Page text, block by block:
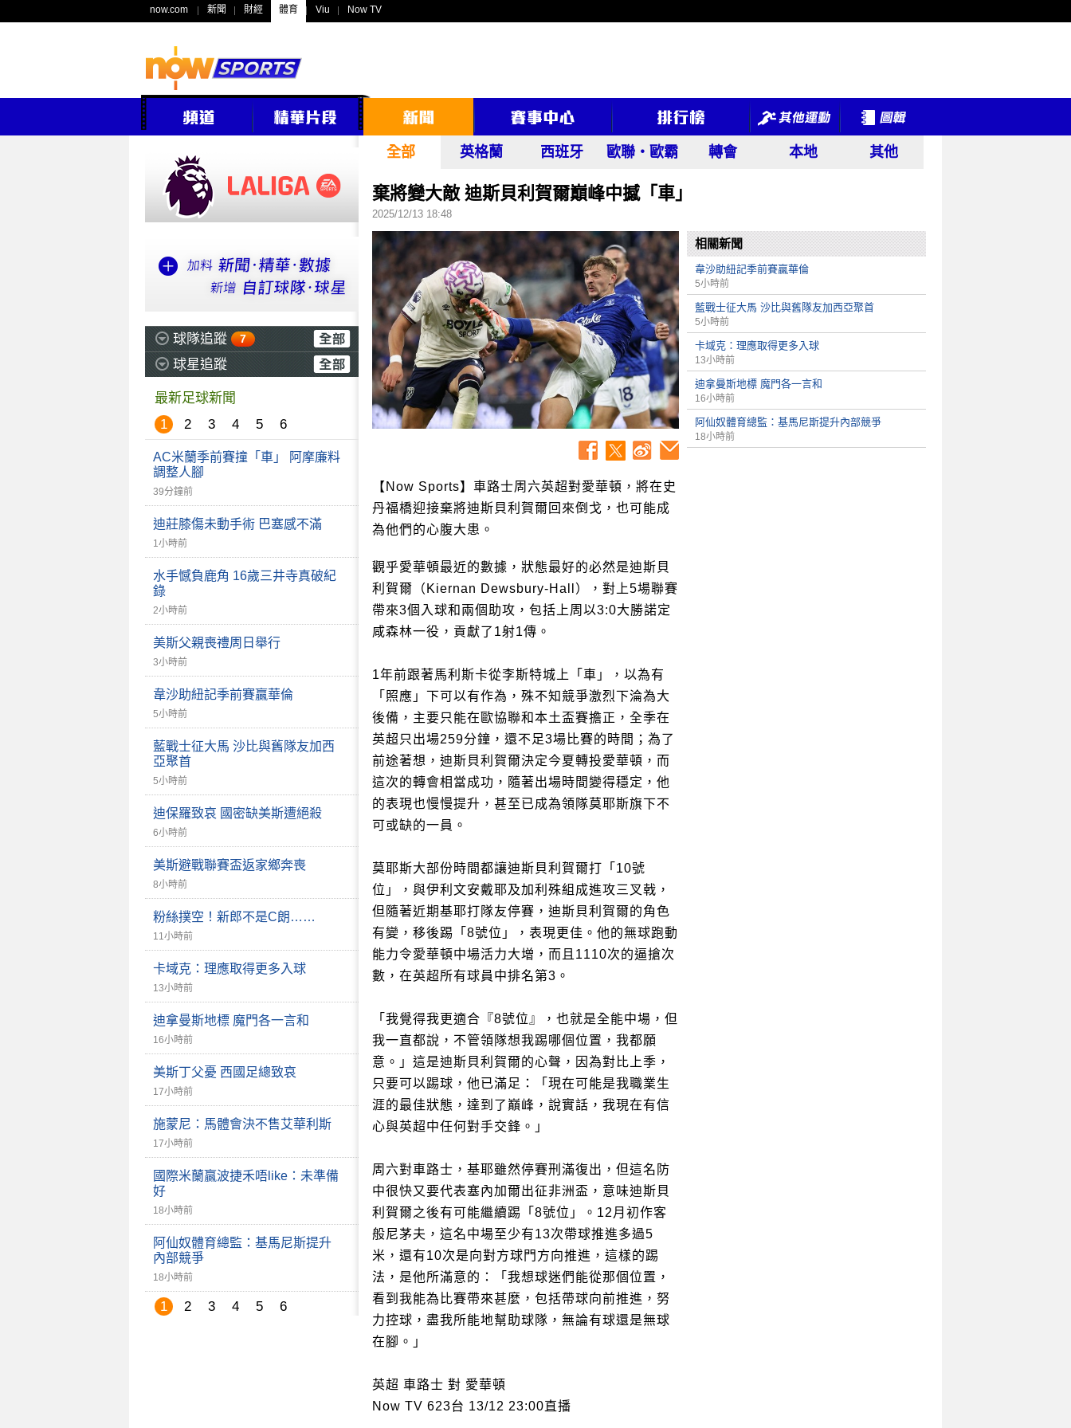
now.com 新聞 財經 體育 Viu Now TV
球隊追蹤 7
球星追蹤
最新足球新聞
1
2 3 4 5 6
AC米蘭季前賽撞「車」 阿摩廉料
調整人腳
39分鐘前
迪莊膝傷未動手術 巴塞感不滿
1小時前
水手憾負鹿角 16歲三井寺真破紀
錄
2小時前
美斯父親喪禮周日舉行
3小時前
韋沙助紐記季前賽贏華倫
5小時前
藍戰士征大馬 沙比與舊隊友加西
亞聚首
5小時前
迪保羅致哀 國密缺美斯遭絕殺
6小時前
美斯避戰聯賽盃返家鄉奔喪
8小時前
粉絲撲空！新郎不是C朗……
11小時前
卡域克：理應取得更多入球
13小時前
迪拿曼斯地標 魔門各一言和
16小時前
美斯丁父憂 西國足總致哀
17小時前
施蒙尼：馬體會決不售艾華利斯
17小時前
國際米蘭贏波捷禾唔like：未準備
好
18小時前
阿仙奴體育總監：基馬尼斯提升
內部競爭
18小時前
1 2 3 4 5 6
全部 英格蘭 西班牙 歐聯‧歐霸 轉會 本地 其他
棄將變大敵 迪斯貝利賀爾巔峰中撼「車」
2025/12/13 18:48
【Now Sports】車路士周六英超對愛華頓，將在史
丹福橋迎接棄將迪斯貝利賀爾回來倒戈，也可能成
為他們的心腹大患。
觀乎愛華頓最近的數據，狀態最好的必然是迪斯貝
利賀爾（Kiernan Dewsbury-Hall），對上5場聯賽
帶來3個入球和兩個助攻，包括上周以3:0大勝諾定
咸森林一役，貢獻了1射1傳。
1年前跟著馬利斯卡從李斯特城上「車」，以為有
「照應」下可以有作為，殊不知競爭激烈下淪為大
後備，主要只能在歐協聯和本土盃賽擔正，全季在
英超只出場259分鐘，還不足3場比賽的時間；為了
前途著想，迪斯貝利賀爾決定今夏轉投愛華頓，而
這次的轉會相當成功，隨著出場時間變得穩定，他
的表現也慢慢提升，甚至已成為領隊莫耶斯旗下不
可或缺的一員。
莫耶斯大部份時間都讓迪斯貝利賀爾打「10號
位」，與伊利文安戴耶及加利殊組成進攻三叉戟，
但隨著近期基耶打隊友停賽，迪斯貝利賀爾的角色
有變，移後踢「8號位」，表現更佳。他的無球跑動
能力令愛華頓中場活力大增，而且1110次的逼搶次
數，在英超所有球員中排名第3。
「我覺得我更適合『8號位』，也就是全能中場，但
我一直都說，不管領隊想我踢哪個位置，我都願
意。」這是迪斯貝利賀爾的心聲，因為對比上季，
只要可以踢球，他已滿足：「現在可能是我職業生
涯的最佳狀態，達到了巔峰，說實話，我現在有信
心與英超中任何對手交鋒。」
周六對車路士，基耶雖然停賽刑滿復出，但這名防
中很快又要代表塞內加爾出征非洲盃，意味迪斯貝
利賀爾之後有可能繼續踢「8號位」。12月初作客
般尼茅夫，這名中場至少有13次帶球推進多過5
米，還有10次是向對方球門方向推進，這樣的踢
法，是他所滿意的：「我想球迷們能從那個位置，
看到我能為比賽帶來甚麼，包括帶球向前推進，努
力控球，盡我所能地幫助球隊，無論有球還是無球
在腳。」
英超 車路士 對 愛華頓
Now TV 623台 13/12 23:00直播
相關新聞
韋沙助紐記季前賽贏華倫
5小時前
藍戰士征大馬 沙比與舊隊友加西亞聚首
5小時前
卡域克：理應取得更多入球
13小時前
迪拿曼斯地標 魔門各一言和
16小時前
阿仙奴體育總監：基馬尼斯提升內部競爭
18小時前